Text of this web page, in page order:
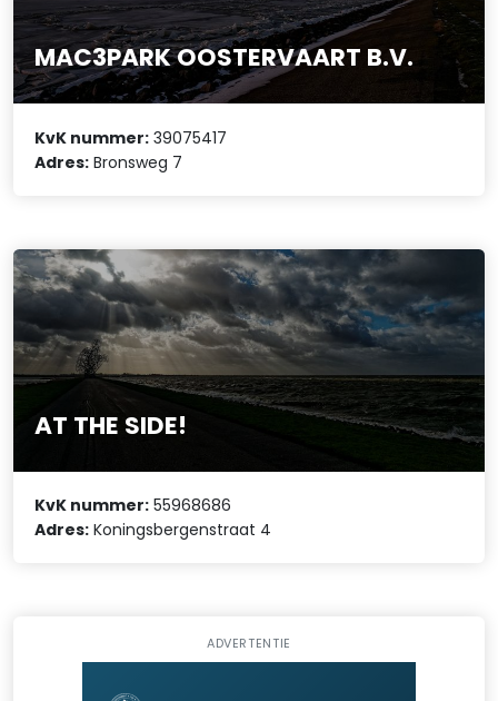
MAC3PARK OOSTERVAART B.V.
KvK nummer: 39075417
Adres: Bronsweg 7
AT THE SIDE!
KvK nummer: 55968686
Adres: Koningsbergenstraat 4
ADVERTENTIE